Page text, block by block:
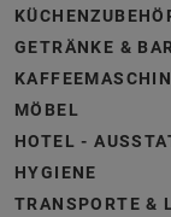
GETRÄNKE &
MÖBEL
HOTEL -
HYGIENE
TRANSPORTE &